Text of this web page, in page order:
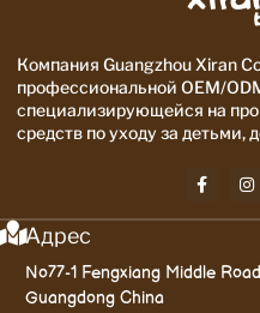
Компания Guangzhou Xiran
профессиональной OEM/
специализирующейся на
средств по уходу за детьми,
Адрес
No77-1 Fengxiang Middle
Guangdong China